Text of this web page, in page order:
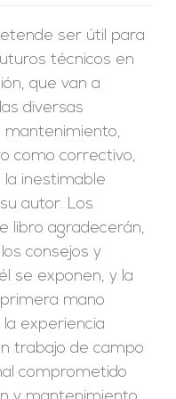
ser útil para
técnicos en
que van a
diversas
mantenimiento,
como correctivo,
inestimable
autor. Los
libro agradecerán,
consejos y
se exponen, y la
mano
experiencia
trabajo de campo
comprometido